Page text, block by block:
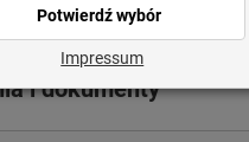
i dokumenty